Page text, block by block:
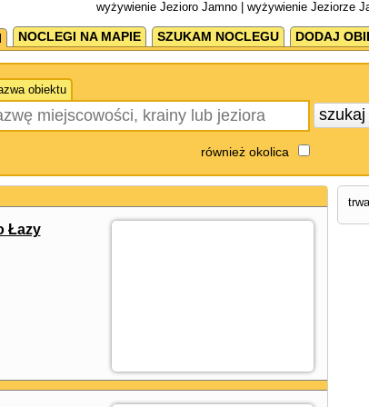
wyżywienie Jezioro Jamno | wyżywienie Jeziorze
NOCLEGI NA MAPIE SZUKAM NOCLEGU DODAJ
obiektu
szukaj
również okolica
Łazy